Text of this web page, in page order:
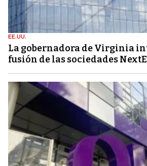
EE.UU.
La gobernadora de Virginia
fusión de las sociedades